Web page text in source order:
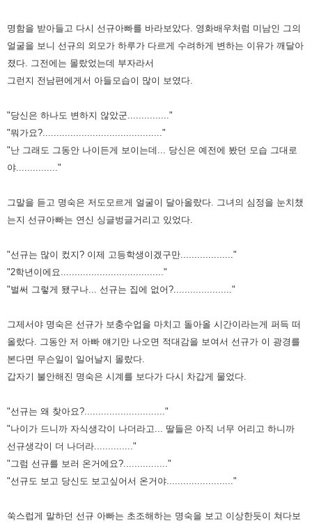
명함을 받아들고 다시 선규아빠를 바라보았다. 영화배우처럼 미남인 그의
얼굴을 보니 선규의 외모가 하루가 다르게 수려하게 변하는 이유가 깨달아
졌다. 그전에는 몰랐었는데 부자라서
그런지 전남편에게서 아들모습이 많이 보였다.
"당신은 하나도 변하지 않았군..............."
"뭐가요?..........................................."
"난 그래도 그동안 나이든게 보이는데... 당신은 예전에 봤던 모습 그대로
야..............."
그말을 듣고 명숙은 저도모르게 얼굴이 달아올랐다. 그녀의 심정을 눈치챘
는지 선규아빠는 연신 싱글벙글거리고 있었다.
"선규는 많이 컸지? 이제 고등학생이겠구만..................."
"2학년이에요....................................."
"벌써 그렇게 됐구나... 선규는 집에 없어?....................."
그제서야 명숙은 선규가 보충수업을 마치고 돌아올 시간이라는게 퍼득 떠
올랐다. 그동안 저 아빠 얘기만 나오면 적대감을 보여서 선규가 이 광경를
본다면 무슨일이 일어날지 몰랐다.
갑자기 불안해진 명숙은 시계를 보다가 다시 차갑게 물었다.
"선규는 왜 찾아요?............................."
"나이가 드니까 자식생각이 나더라고... 딸들은 아직 너무 어리고 하니까
선규생각이 더 나더라.............."
"그럼 선규를 보러 온거에요?................"
"선규도 보고 당신도 보고싶어서 온거야........................"
쑥스럽게 말하던 선규 아빠는 초조해하는 명숙을 보고 이상한듯이 쳐다보